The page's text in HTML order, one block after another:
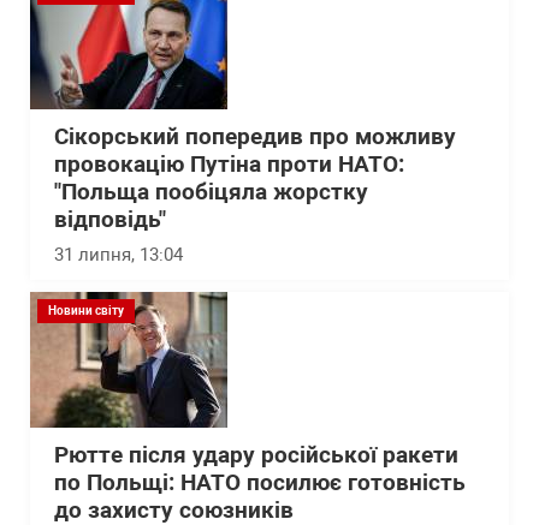
Сікорський попередив про можливу
провокацію Путіна проти НАТО:
"Польща пообіцяла жорстку
відповідь"
31 липня, 13:04
Новини світу
Рютте після удару російської ракети
по Польщі: НАТО посилює готовність
до захисту союзників